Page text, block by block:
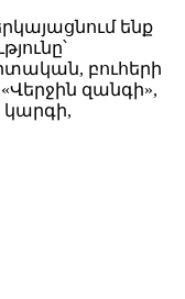
ենք
բուհերի
«Վերջին զանգի»,